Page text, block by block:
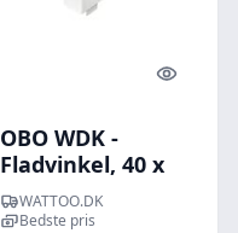
Quick
OBO WDK -
Fladvinkel, 40 x
60 mm, perlehvid
WATTOO.DK
Bedste pris